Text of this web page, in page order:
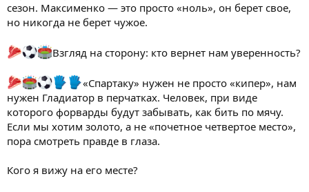
сезон. Максименко — это просто «ноль», он берет свое,
но никогда не берет чужое.
Взгляд на сторону: кто вернет нам уверенность?
«Спартаку» нужен не просто «кипер», нам
нужен Гладиатор в перчатках. Человек, при виде
которого форварды будут забывать, как бить по мячу.
Если мы хотим золото, а не «почетное четвертое место»,
пора смотреть правде в глаза.
Кого я вижу на его месте?